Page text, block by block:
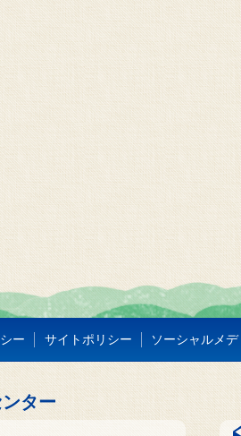
ー サイトポリシー ソーシャルメ
ター